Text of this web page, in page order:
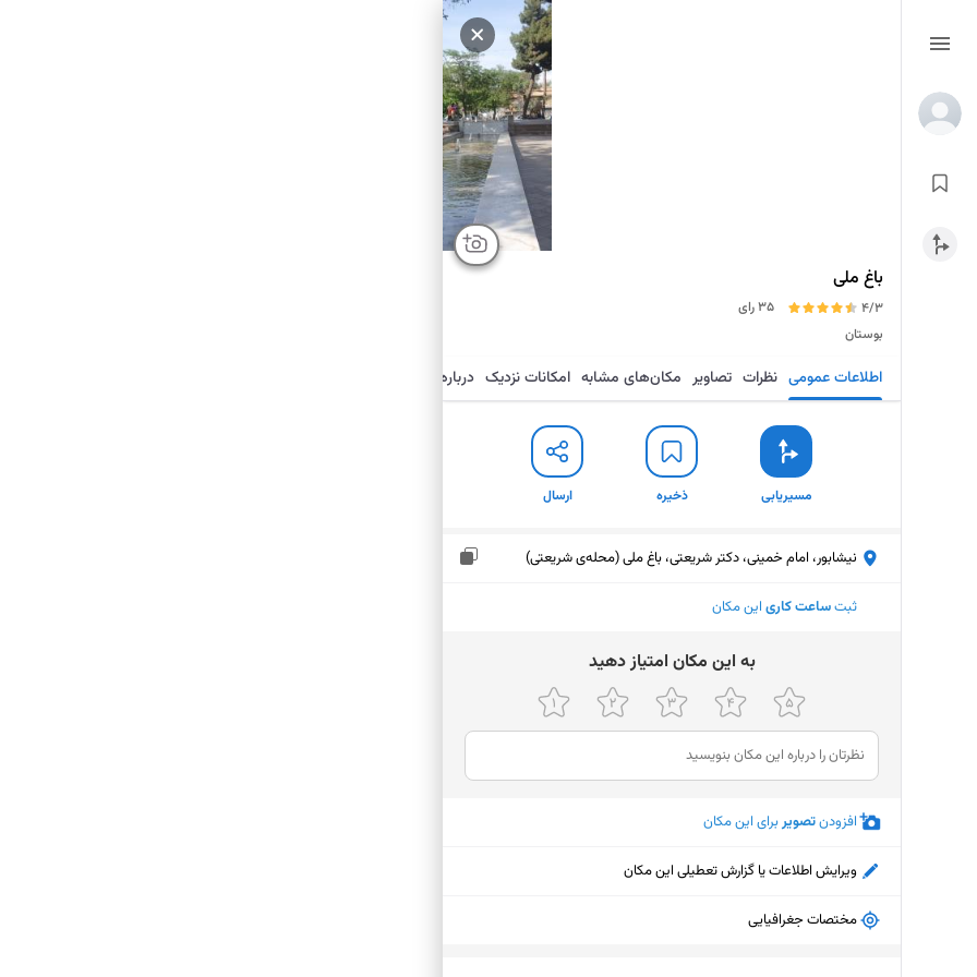
باغ ملی
4/3
35 رای
بوستان
اطلاعات عمومی نظرات تصاویر مکان‌های مشابه امکانات نزدیک درباره
مسیریابی ذخیره ارسال
نیشابور، امام خمینی، دکتر شریعتی، باغ ملی (محله‌ی شریعتی)
ثبتساعت کاری این مکان
ﺑﻪ اﯾﻦ ﻣﮑﺎن اﻣﺘﯿﺎز دﻫﯿﺪ
افزودنتصویربرای این مکان
ویرایش اطلاعات یا گزارش تعطیلی این مکان
مختصات جغرافیایی